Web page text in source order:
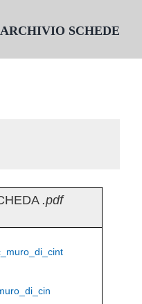
ARCHIVIO SCHEDE
.pdf